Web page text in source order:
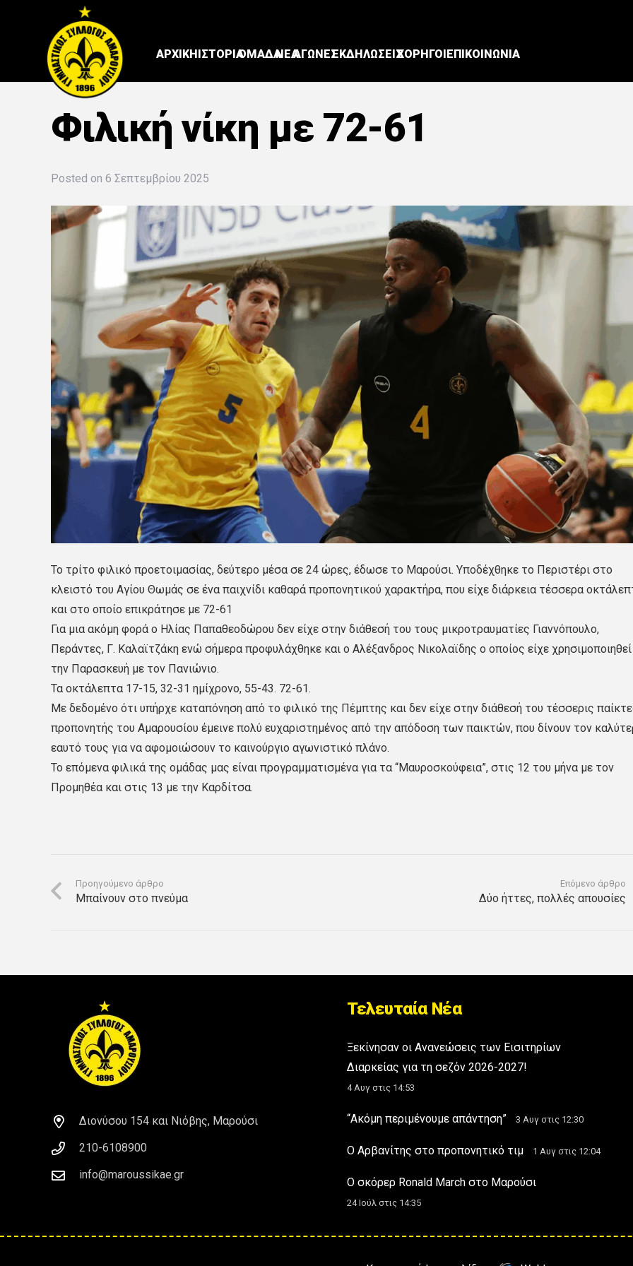
ΑΡΧΙΚΗΙΣΤΟΡΙΑΟΜΑΔΑΝΕΑΑΓΩΝΕΣΕΚΔΗΛΩΣΕΙΣΧΟΡΗΓΟΙΕΠΙΚΟΙΝΩΝΙΑ
Φιλική νίκη με 72-61
Posted on 6 Σεπτεμβρίου 2025
Το τρίτο φιλικό προετοιμασίας, δεύτερο μέσα σε 24 ώρες, έδωσε το Μαρούσι. Υποδέχθηκε το Περιστέρι στο
κλειστό του Αγίου Θωμάς σε ένα παιχνίδι καθαρά προπονητικού χαρακτήρα, που είχε διάρκεια τέσσερα
και στο οποίο επικράτησε με 72-61
Για μια ακόμη φορά ο Ηλίας Παπαθεοδώρου δεν είχε στην διάθεσή του τους μικροτραυματίες Γιαννόπουλο,
Περάντες, Γ. Καλαϊτζάκη ενώ σήμερα προφυλάχθηκε και ο Αλέξανδρος Νικολαϊδης ο οποίος είχε χρησιμοποιηθεί
την Παρασκευή με τον Πανιώνιο.
Τα οκτάλεπτα 17-15, 32-31 ημίχρονο, 55-43. 72-61.
Με δεδομένο ότι υπήρχε καταπόνηση από το φιλικό της Πέμπτης και δεν είχε στην διάθεσή του τέσσερις
προπονητής του Αμαρουσίου έμεινε πολύ ευχαριστημένος από την απόδοση των παικτών, που δίνουν τον
εαυτό τους για να αφομοιώσουν το καινούργιο αγωνιστικό πλάνο.
Το επόμενα φιλικά της ομάδας μας είναι προγραμματισμένα για τα “Μαυροσκούφεια”, στις 12 του μήνα με τον
Προμηθέα και στις 13 με την Καρδίτσα.
Προηγούμενο άρθρο
Μπαίνουν στο πνεύμα
Επόμενο άρθρο
Δύο ήττες, πολλές απουσίες
Διονύσου 154 και Νιόβης, Μαρούσι
210-6108900
info@maroussikae.gr
Τελευταία Νέα
Ξεκίνησαν οι Ανανεώσεις των Εισιτηρίων
Διαρκείας για τη σεζόν 2026-2027!
4 Αυγ στις 14:53
“Ακόμη περιμένουμε απάντηση” 3 Αυγ στις 12:30
Ο Αρβανίτης στο προπονητικό τιμ 1 Αυγ στις 12:04
Ο σκόρερ Ronald March στο Μαρούσι
24 Ιούλ στις 14:35